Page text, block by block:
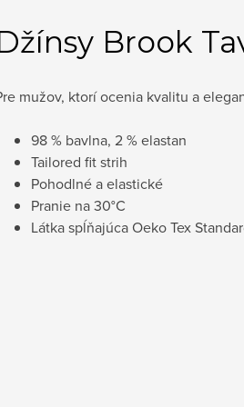
Brook
mužov, ktorí ocenia kvalitu a
98 % bavlna, 2 % elastan
Tailored fit strih
Pohodlné a elastické
Pranie na30°C
Látka spĺňajúca Oeko Tex